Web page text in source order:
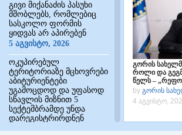
გივი მიქანაძის პასუხი
მშობლებს, რომლებიც
სასკოლო ფორმის
ყიდვას არ აპირებენ
5 აგვისტო, 2026
ოკუპირებულ
ტერიტორიაზე მცხოვრები
აბიტურიენტები
უგამოცდოდ და უფასოდ
სწავლის მიზნით 5
სექტემბრამდე უნდა
დარეგისტრირდნენ
5 აგვისტო, 2026
გორის
როლი და
წელს –
ნიჭიერი
შენარჩუნებას“
by გორის
4 აგვისტო,